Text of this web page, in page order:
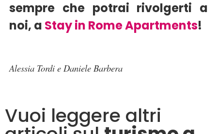
sempre che potrai rivolgerti a
noi, a Stay in Rome Apartments!
Alessia Tordi e Daniele Barbera
Vuoi leggere altri